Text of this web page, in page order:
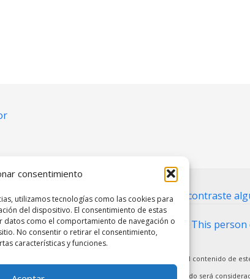
consentimiento
utilizamos tecnologías como las cookies para
del dispositivo. El consentimiento de estas
como el comportamiento de navegación o
No consentir o retirar el consentimiento,
características y funciones.
⋅ Políticas de privacidad ⋅Contacto⋅¿Encontraste
|Remote Jobs|Marketing Tool This person
distribución, modificación o uso parcial o total del contenido de
del propietario del sitio. Cualquier uso no autorizado será